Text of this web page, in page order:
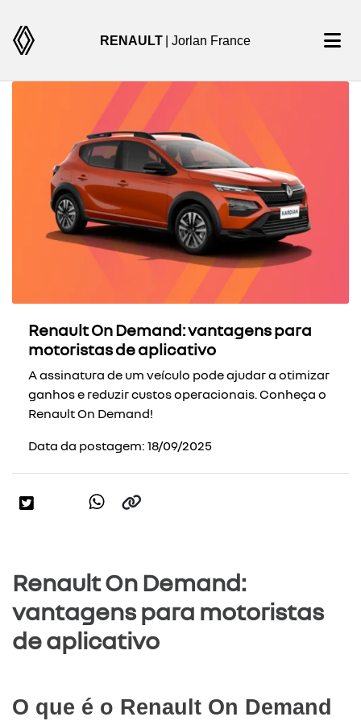
RENAULT | Jorlan France
Renault On Demand: vantagens para
motoristas de aplicativo
A assinatura de um veículo pode ajudar a otimizar
ganhos e reduzir custos operacionais. Conheça o
Renault On Demand!
Data da postagem: 18/09/2025
Renault On Demand:
vantagens para motoristas
de aplicativo
O que é o Renault On Demand